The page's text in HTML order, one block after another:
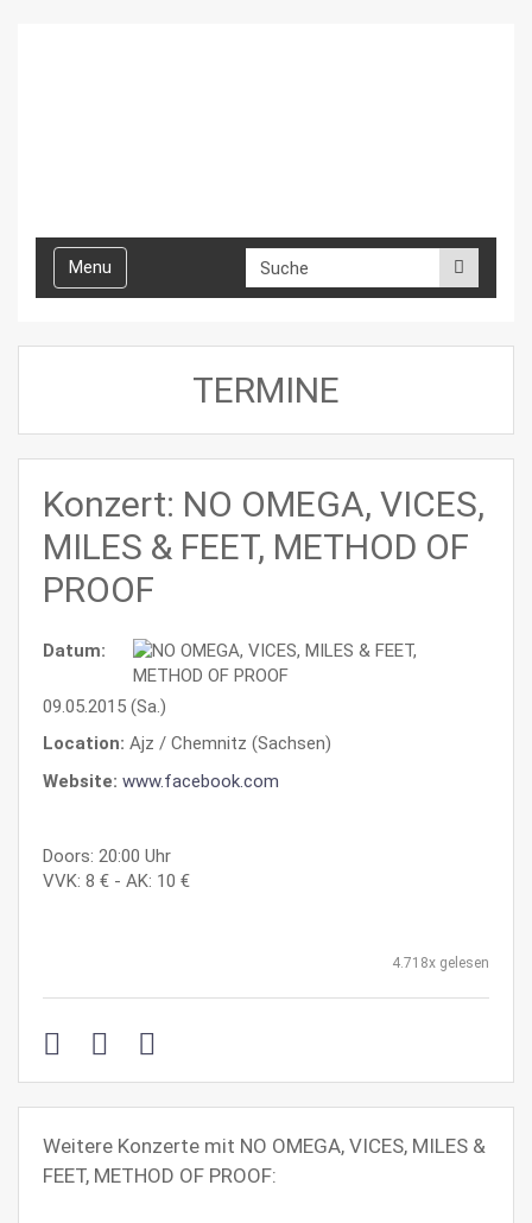
Toggle
navigation
Menu
TERMINE
Konzert: NO OMEGA, VICES,
MILES & FEET, METHOD OF
PROOF
Datum:
09.05.2015 (Sa.)
Location: Ajz / Chemnitz (Sachsen)
Website: www.facebook.com
Doors: 20:00 Uhr
VVK: 8 € - AK: 10 €
4.718x gelesen
Weitere Konzerte mit NO OMEGA, VICES, MILES &
FEET, METHOD OF PROOF: